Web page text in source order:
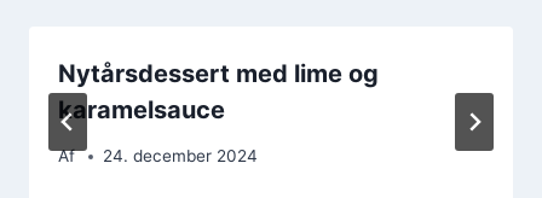
Nytårsdessert med lime og
karamelsauce
Af 24. december 2024